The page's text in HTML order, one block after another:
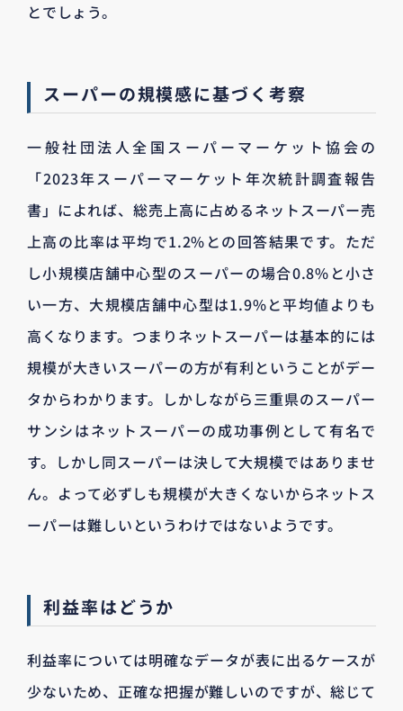
とでしょう。
スーパーの規模感に基づく考察
一般社団法人全国スーパーマーケット協会の
「2023年スーパーマーケット年次統計調査報告
書」によれば、総売上高に占めるネットスーパー売
上高の比率は平均で1.2%との回答結果です。ただ
し小規模店舗中心型のスーパーの場合0.8%と小さ
い一方、大規模店舗中心型は1.9%と平均値よりも
高くなります。つまりネットスーパーは基本的には
規模が大きいスーパーの方が有利ということがデー
タからわかります。しかしながら三重県のスーパー
サンシはネットスーパーの成功事例として有名で
す。しかし同スーパーは決して大規模ではありませ
ん。よって必ずしも規模が大きくないからネットス
ーパーは難しいというわけではないようです。
利益率はどうか
利益率については明確なデータが表に出るケースが
少ないため、正確な把握が難しいのですが、総じて